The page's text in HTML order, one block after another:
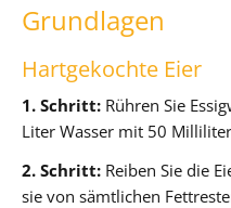
Grundlagen
Hartgekochte Eier
1. Schritt: Rühren Sie
Liter Wasser mit 50
2. Schritt: Reiben Sie die
sie von sämtlichen